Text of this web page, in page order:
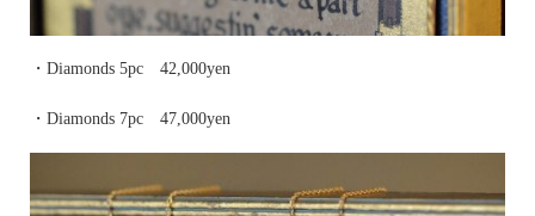
・Diamonds 5pc 42,000yen
・Diamonds 7pc 47,000yen